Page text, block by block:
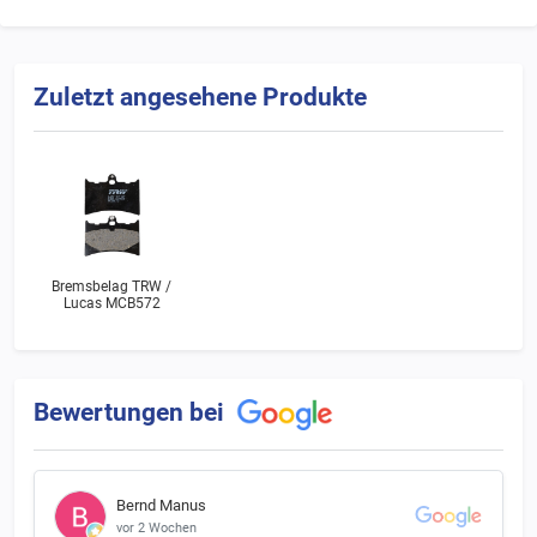
Zuletzt angesehene Produkte
Bremsbelag TRW /
Lucas MCB572
Bewertungen bei
Bernd Manus
vor 2 Wochen